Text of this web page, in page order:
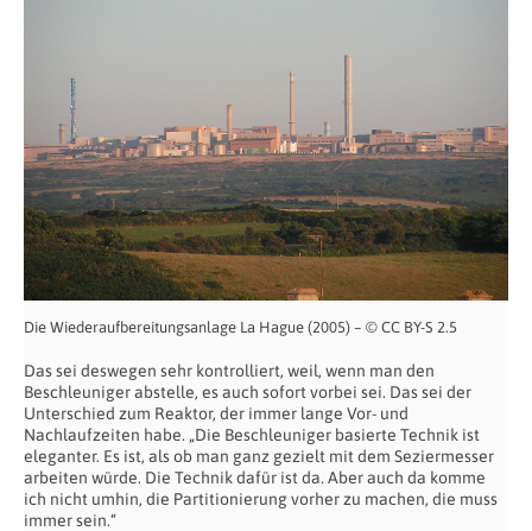
Die Wiederaufbereitungsanlage La Hague (2005) – © CC BY-S 2.5
Das sei deswegen sehr kontrolliert, weil, wenn man den
Beschleuniger abstelle, es auch sofort vorbei sei. Das sei der
Unterschied zum Reaktor, der immer lange Vor- und
Nachlaufzeiten habe. „Die Beschleuniger basierte Technik ist
eleganter. Es ist, als ob man ganz gezielt mit dem Seziermesser
arbeiten würde. Die Technik dafür ist da. Aber auch da komme
ich nicht umhin, die Partitionierung vorher zu machen, die muss
immer sein.“